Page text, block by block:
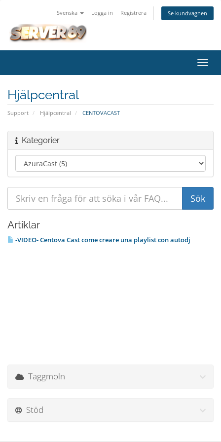
Svenska Logga in Registrera Se kundvagnen
Växla
Hjälpcentral
Support Hjälpcentral CENTOVACAST
Kategorier
Artiklar
-VIDEO- Centova Cast come creare una playlist con autodj
Taggmoln
Stöd